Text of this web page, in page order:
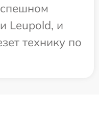
Leupold, и
технику по